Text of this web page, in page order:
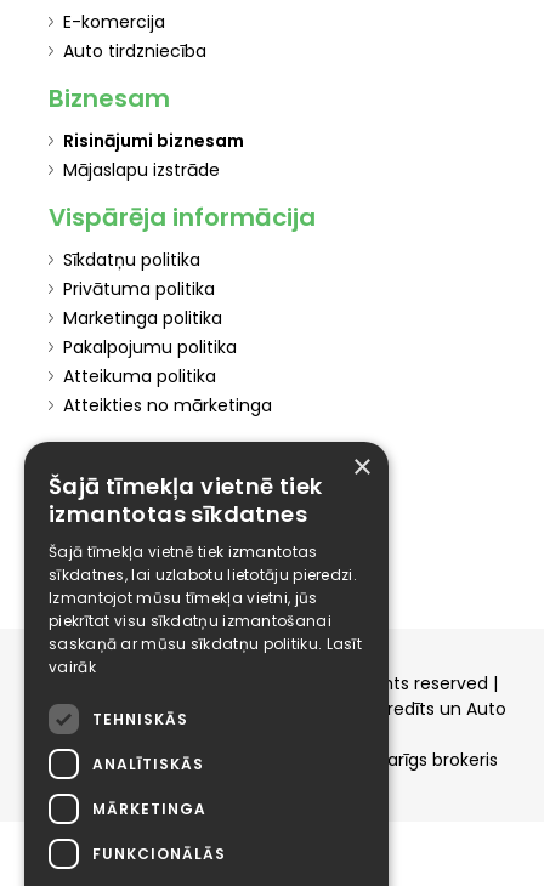
E-komercija
Auto tirdzniecība
Biznesam
Risinājumi biznesam
Mājaslapu izstrāde
Vispārēja informācija
Sīkdatņu politika
Privātuma politika
Marketinga politika
Pakalpojumu politika
Atteikuma politika
Atteikties no mārketinga
Elīzings
Affiliate
Karjera
Kontakti
Copyright © 2015-2026 elizings.lv | All rights reserved |
elizings - Kredītu salīdzināšana, Patēriņa kredīts un Auto
SIA ELIZINGS.LV - pilnvaru apjoms - neatkarīgs brokeris
×
Šajā tīmekļa vietnē tiek
izmantotas sīkdatnes
Šajā tīmekļa vietnē tiek izmantotas
sīkdatnes, lai uzlabotu lietotāju pieredzi.
Izmantojot mūsu tīmekļa vietni, jūs
piekrītat visu sīkdatņu izmantošanai
saskaņā ar mūsu sīkdatņu politiku. Lasīt
vairāk
TEHNISKĀS
ANALĪTISKĀS
MĀRKETINGA
FUNKCIONĀLĀS